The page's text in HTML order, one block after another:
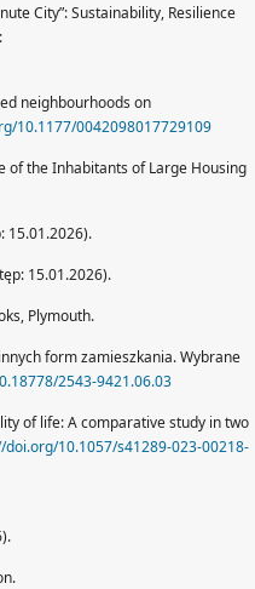
City”: Sustainability, Resilience
neighbourhoods on
10.1177/0042098017729109
of the Inhabitants of Large Housing
15.01.2026).
15.01.2026).
Plymouth.
form zamieszkania. Wybrane
2543-9421.06.03
of life: A comparative study in two
doi.org/10.1057/s41289-023-00218-